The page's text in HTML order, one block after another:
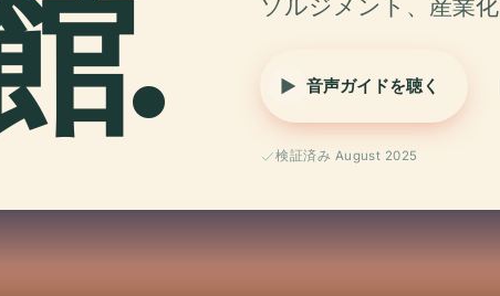
. 音声ガイドを聴く
検証済み August 2025